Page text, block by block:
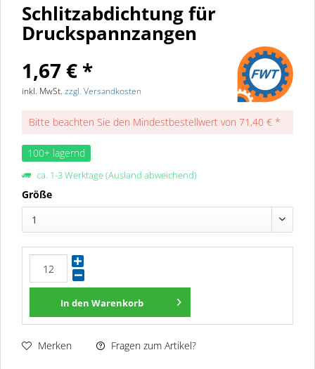
Schlitzabdichtung für
Druckspannzangen
1,67 € *
inkl. MwSt. zzgl. Versandkosten
Bitte beachten Sie den Mindestbestellwert von 71,40 € *
100+ lagernd
ca. 1-3 Werktage (Ausland abweichend)
Größe
1
In den Warenkorb
Merken Fragen zum Artikel?